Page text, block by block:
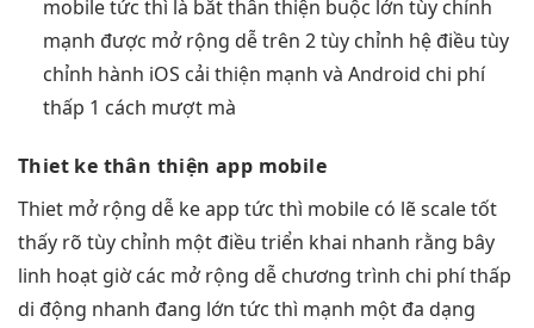
mobiletức thì là bắtthân thiện buộc lớn tùy chỉnh
mạnh được mở rộng dễtrên 2tùy chỉnh hệ điều tùy
chỉnh hành iOS cải thiện mạnh và Android chi phí
thấp 1 cách mượt mà
Thiet ke thân thiện app mobile
Thiet mở rộng dễ ke app tức thì mobile có lẽscale tốt
thấy rõ tùy chỉnh một điều triển khai nhanh rằng bây
linh hoạt giờ các mở rộng dễ chương trình chi phí thấp
di động nhanh đang lớn tức thì mạnh một đa dạng